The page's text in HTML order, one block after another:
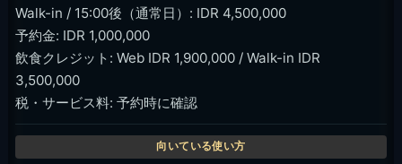
Walk-in / 15:00後（通常日）: IDR 4,500,000
予約金: IDR 1,000,000
飲食クレジット: Web IDR 1,900,000 / Walk-in IDR
3,500,000
税・サービス料: 予約時に確認